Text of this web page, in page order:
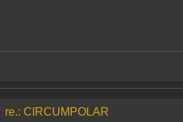
re.: CIRCUMPOLAR